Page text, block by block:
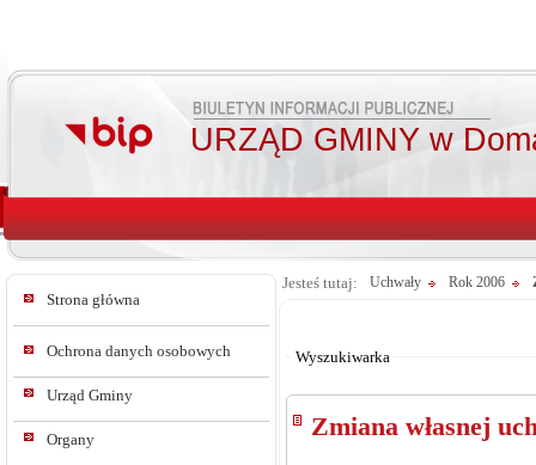
URZĄD GMINY w
Strona główna
Ochrona danych osobowych
Urząd Gminy
Organy
Jesteś tutaj: Uchwały Rok 2006
Wyszukiwarka
Zmiana własnej